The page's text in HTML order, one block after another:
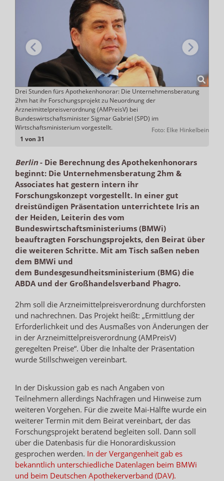
1 von 31
Drei Stunden fürs Apothekenhonorar: Die Unternehmensberatung
2hm hat ihr Forschungsprojekt zu Neuordnung der
Arzneimittelpreisverordnung (AMPreisV) bei
Bundeswirtschaftsminister Sigmar Gabriel (SPD) im
Wirtschaftsministerium vorgestellt.
Foto: Elke Hinkelbein
Berlin- Die Berechnung des Apothekenhonorars
beginnt: Die Unternehmensberatung 2hm &
Associates hat gestern intern ihr
Forschungskonzept vorgestellt. In einer gut
dreistündigen Präsentation unterrichtete Iris an
der Heiden, Leiterin des vom
Bundeswirtschaftsministeriums (BMWi)
beauftragten Forschungsprojekts, den Beirat über
die weiteren Schritte. Mit am Tisch saßen neben
dem BMWi und
dem Bundesgesundheitsministerium (BMG) die
ABDA und der Großhandelsverband Phagro.
2hm soll die Arzneimittelpreisverordnung durchforsten
und nachrechnen. Das Projekt heißt: „Ermittlung der
Erforderlichkeit und des Ausmaßes von Änderungen der
in der Arzneimittelpreisverordnung (AMPreisV)
geregelten Preise“. Über die Inhalte der Präsentation
wurde Stillschweigen vereinbart.
In der Diskussion gab es nach Angaben von
Teilnehmern allerdings Nachfragen und Hinweise zum
weiteren Vorgehen. Für die zweite Mai-Hälfte wurde ein
weiterer Termin mit dem Beirat vereinbart, der das
Forschungsprojekt beratend begleiten soll. Dann soll
über die Datenbasis für die Honorardiskussion
gesprochen werden. In der Vergangenheit gab es
bekanntlich unterschiedliche Datenlagen beim BMWi
und beim Deutschen Apothekerverband (DAV).